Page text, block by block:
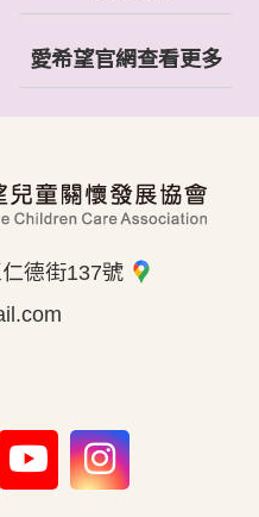
愛希望官網查看更多
德街137號